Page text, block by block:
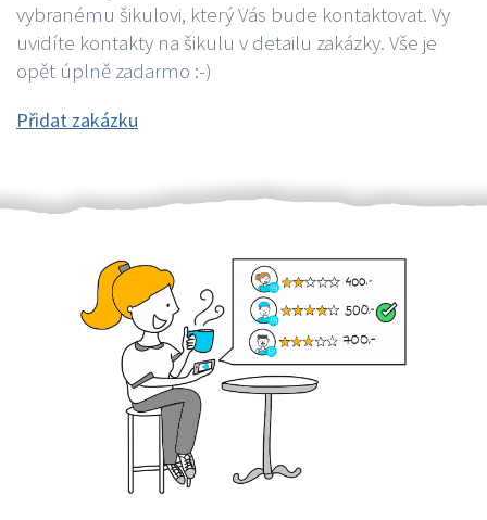
vybranému šikulovi, který Vás bude kontaktovat. Vy
uvidíte kontakty na šikulu v detailu zakázky. Vše je
opět úplně zadarmo :-)
Přidat zakázku